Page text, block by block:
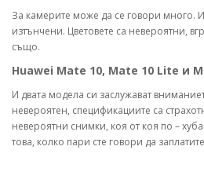
За камерите може да се говори много.
изтънчени. Цветовете са невероятни,
също.
Huawei Mate 10, Mate 10 Lite и
И двата модела си заслужават
невероятен, спецификациите са
невероятни снимки, коя от коя по –
това, колко пари сте говори да